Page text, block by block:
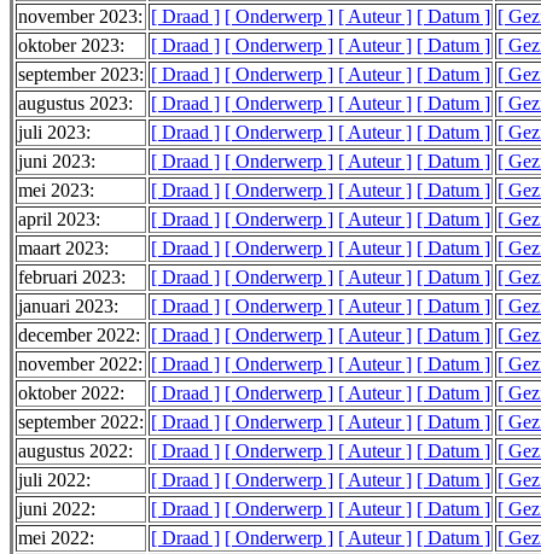
november 2023: [ Draad ] [ Onderwerp ] [ Auteur ] [ Datum ] [
oktober 2023:
[ Draad ] [ Onderwerp ] [ Auteur ] [ Datum ] [
september 2023: [ Draad ] [ Onderwerp ] [ Auteur ] [ Datum ] [
augustus 2023:
[ Draad ] [ Onderwerp ] [ Auteur ] [ Datum ] [
juli 2023:
[ Draad ] [ Onderwerp ] [ Auteur ] [ Datum ] [
juni 2023:
[ Draad ] [ Onderwerp ] [ Auteur ] [ Datum ] [
mei 2023:
[ Draad ] [ Onderwerp ] [ Auteur ] [ Datum ] [
april 2023:
[ Draad ] [ Onderwerp ] [ Auteur ] [ Datum ] [
maart 2023:
[ Draad ] [ Onderwerp ] [ Auteur ] [ Datum ] [
februari 2023:
[ Draad ] [ Onderwerp ] [ Auteur ] [ Datum ] [
januari 2023:
[ Draad ] [ Onderwerp ] [ Auteur ] [ Datum ] [
december 2022:
[ Draad ] [ Onderwerp ] [ Auteur ] [ Datum ] [
november 2022: [ Draad ] [ Onderwerp ] [ Auteur ] [ Datum ] [
oktober 2022:
[ Draad ] [ Onderwerp ] [ Auteur ] [ Datum ] [
september 2022: [ Draad ] [ Onderwerp ] [ Auteur ] [ Datum ] [
augustus 2022:
[ Draad ] [ Onderwerp ] [ Auteur ] [ Datum ] [
juli 2022:
[ Draad ] [ Onderwerp ] [ Auteur ] [ Datum ] [
juni 2022:
[ Draad ] [ Onderwerp ] [ Auteur ] [ Datum ] [
mei 2022:
[ Draad ] [ Onderwerp ] [ Auteur ] [ Datum ] [